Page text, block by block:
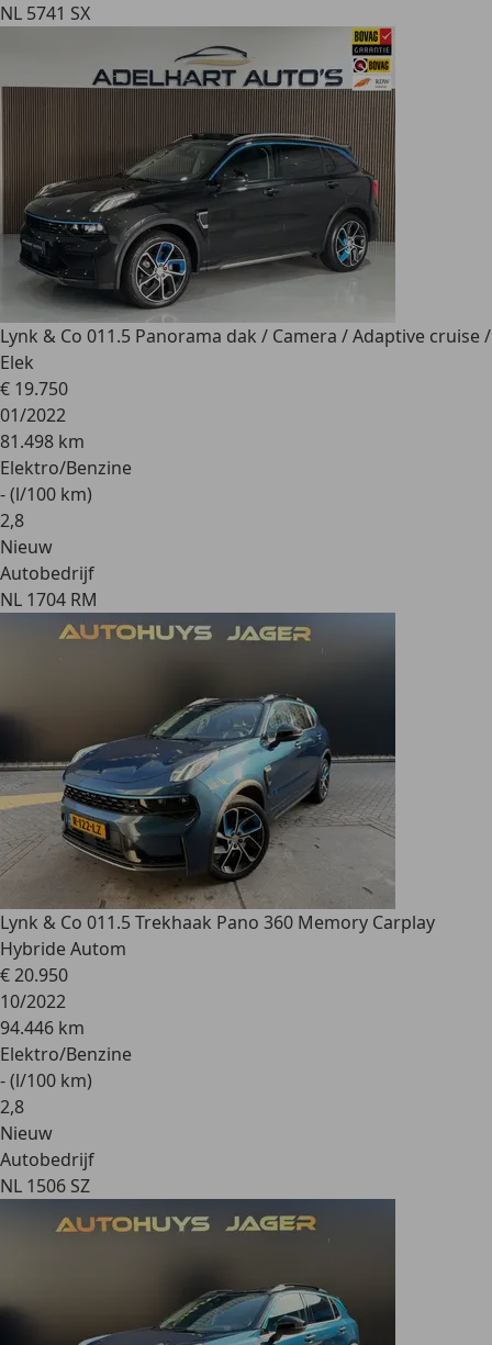
NL 5741 SX
Lynk & Co 011.5 Panorama dak / Camera / Adaptive cruise /
Elek
€ 19.750
01/2022
81.498 km
Elektro/Benzine
- (l/100 km)
2,8
Nieuw
Autobedrijf
NL 1704 RM
Lynk & Co 011.5 Trekhaak Pano 360 Memory Carplay
Hybride Autom
€ 20.950
10/2022
94.446 km
Elektro/Benzine
- (l/100 km)
2,8
Nieuw
Autobedrijf
NL 1506 SZ